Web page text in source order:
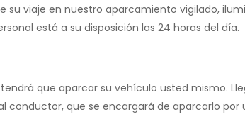
viaje en nuestro aparcamiento vigilado,
está a su disposición las 24 horas del día.
que aparcar su vehículo usted mismo.
conductor, que se encargará de aparcarlo por